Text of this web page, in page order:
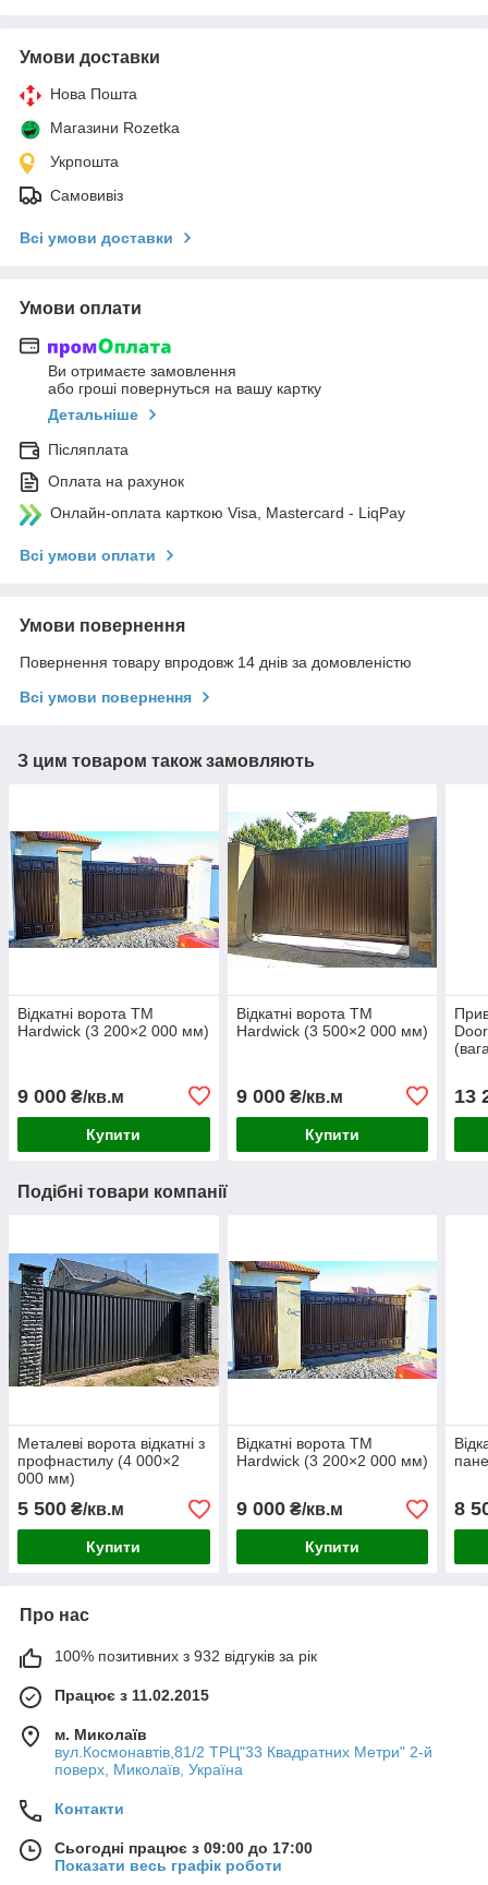
Умови доставки
Нова Пошта
Магазини Rozetka
Укрпошта
Самовивіз
Всі умови доставки
Умови оплати
Ви отримаєте замовлення
або гроші повернуться на вашу картку
Детальніше
Післяплата
Оплата на рахунок
Онлайн-оплата карткою Visa, Mastercard - LiqPay
Всі умови оплати
Умови повернення
Повернення товару впродовж 14 днів за домовленістю
Всі умови повернення
З цим товаром також замовляють
Відкатні ворота TM
Hardwick (3 200×2 000 мм)
9 000 ₴/кв.м
Купити
Відкатні ворота TM
Hardwick (3 500×2 000 мм)
9 000₴/кв.м
Купити
13
Подібні товари компанії
Металеві ворота відкатні з
профнастилу (4 000×2
000 мм)
5 500 ₴/кв.м
Купити
Відкатні ворота TM
Hardwick (3 200×2 000 мм)
9 000₴/кв.м
Купити
8
Про нас
100% позитивних з 932 відгуків за рік
Працює з 11.02.2015
м. Миколаїв
вул.Космонавтів,81/2 ТРЦ"33 Квадратних Метри" 2-й
поверх, Миколаїв, Україна
Контакти
Сьогодні працює з 09:00 до 17:00
Показати весь графік роботи